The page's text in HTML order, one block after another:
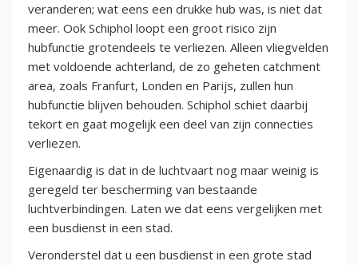
veranderen; wat eens een drukke hub was, is niet dat
meer. Ook Schiphol loopt een groot risico zijn
hubfunctie grotendeels te verliezen. Alleen vliegvelden
met voldoende achterland, de zo geheten catchment
area, zoals Franfurt, Londen en Parijs, zullen hun
hubfunctie blijven behouden. Schiphol schiet daarbij
tekort en gaat mogelijk een deel van zijn connecties
verliezen.
Eigenaardig is dat in de luchtvaart nog maar weinig is
geregeld ter bescherming van bestaande
luchtverbindingen. Laten we dat eens vergelijken met
een busdienst in een stad.
Veronderstel dat u een busdienst in een grote stad